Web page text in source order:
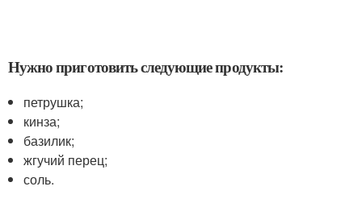
Нужно приготовить следующие продукты:
петрушка;
кинза;
базилик;
жгучий перец;
соль.